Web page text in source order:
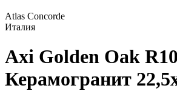
Atlas Concorde
Италия
Axi Golden Oak
Керамогранит